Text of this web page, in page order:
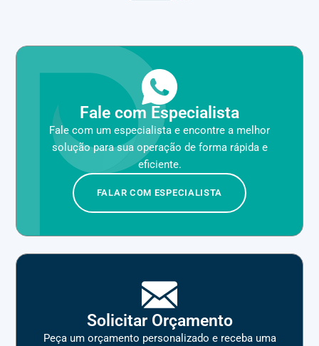
Fale com Especialista
Fale com um especialista e encontre a melhor
solução para sua operação de forma rápida e
eficiente.
FALAR COM ESPECIALISTA
Solicitar Orçamento
Peça um orçamento personalizado e receba uma